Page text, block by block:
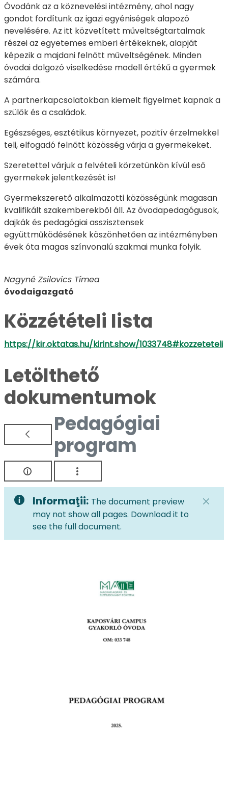
Óvodánk az a köznevelési intézmény, ahol nagy
gondot fordítunk az igazi egyéniségek alapozó
nevelésére. Az itt közvetített műveltségtartalmak
részei az egyetemes emberi értékeknek, alapját
képezik a majdani felnőtt műveltségének. Minden
óvodai dolgozó viselkedése modell értékű a gyermek
számára.
A partnerkapcsolatokban kiemelt figyelmet kapnak a
szülők és a családok.
Egészséges, esztétikus környezet, pozitív érzelmekkel
teli, elfogadó felnőtt közösség várja a gyermekeket.
Szeretettel várjuk a felvételi körzetünkön kívül eső
gyermekek jelentkezését is!
Gyermekszerető alkalmazotti közösségünk magasan
kvalifikált szakemberekből áll. Az óvodapedagógusok,
dajkák és pedagógiai asszisztensek
együttműködésének köszönhetően az intézményben
évek óta magas színvonalú szakmai munka folyik.
Nagyné Zsilovics Tímea
óvodaigazgató
Közzétételi lista
https://kir.oktatas.hu/kirint.show/1033748#kozzeteteli
Letölthető
dokumentumok
Pedagógiai
program
Informaţii: The document preview
may not show all pages. Download it to
see the full document.